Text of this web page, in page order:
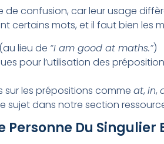
confusion, car leur usage
mots, et il faut bien les
lieu de “I am good at maths.”)
pour l’utilisation des
sur les prépositions comme at, in,
sujet dans notre section
Personne Du Singulier